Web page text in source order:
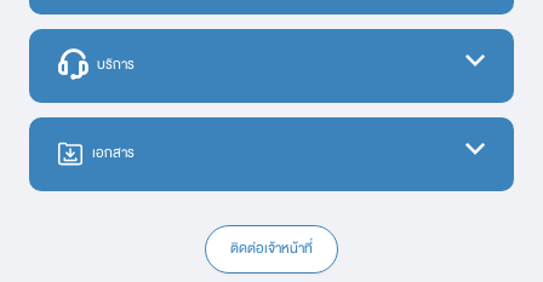
1.1 อุบัติเหตุทั่วไป
1.2 ถูกฆาตกรรมหรือทำร้ายร่างกาย
1.3 อุบัติเหตุขณะขับขี่หรือโดยสารรถจักรยานยนต์
1.4 อุบัติเหตุสาธารณะ (จ่ายเพิ่มเติมจากข้อ 1.1)
2.กระดูกแตกหัก ไฟไหม้ น้ำร้อนลวก และบาดเจ็บอวัยวะภายใน (สูงสุดต่อปีกรมธรรม์ประกันภั
3.ผลประโยชน์การรักษาพยาบาลต่ออุบัติเหตุแต่ละครั้ง รวมการถูกฆาตกรรมหรือทำร้ายร่าง
บริการ
เอกสาร
ใบคำขอ ประกันอุบัติเหตุ เด็กไทยวัยซน
ติดต่อเจ้าหน้าที่